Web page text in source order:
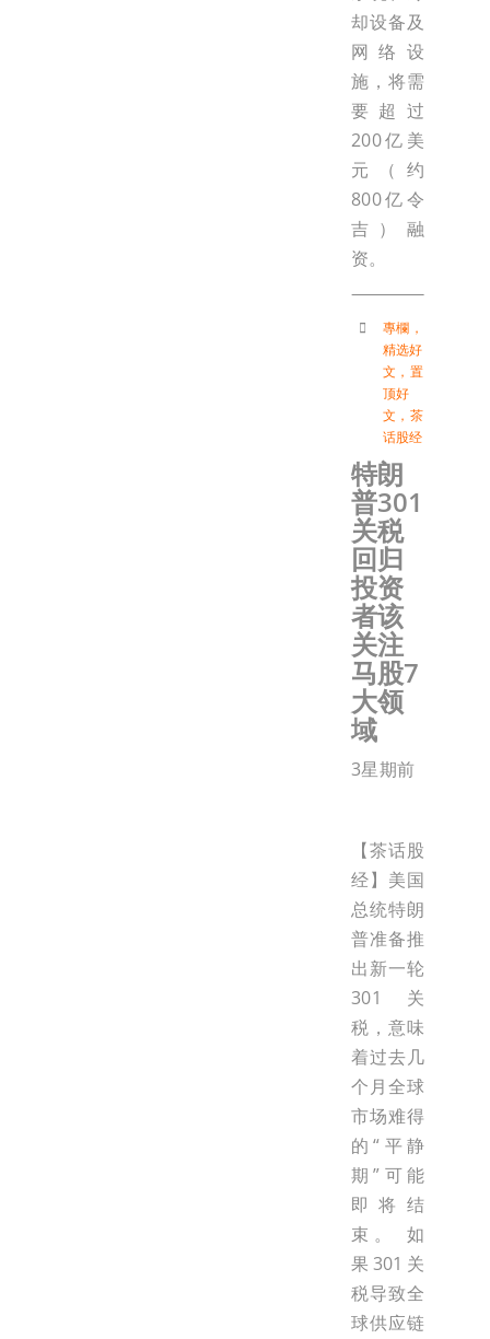
却设备及
网络设
施，将需
要超过
200亿美
元（约
800亿令
吉）融
资。
專欄 ，
精选好
文 ， 置
顶好
文 ， 茶
话股经
特朗
普301
关税
回归
投资
者该
关注
马股7
大领
域
3星期前
【茶话股
经】美国
总统特朗
普准备推
出新一轮
301关
税，意味
着过去几
个月全球
市场难得
的“平静
期”可能
即将结
束。 如
果301关
税导致全
球供应链